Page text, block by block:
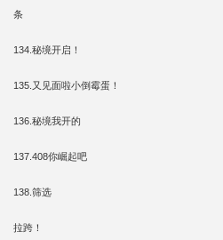
条
134.秘境开启！
135.又见面啦小倒霉蛋！
136.秘境我开的
137.408你崛起吧
138.筛选
拉跨！